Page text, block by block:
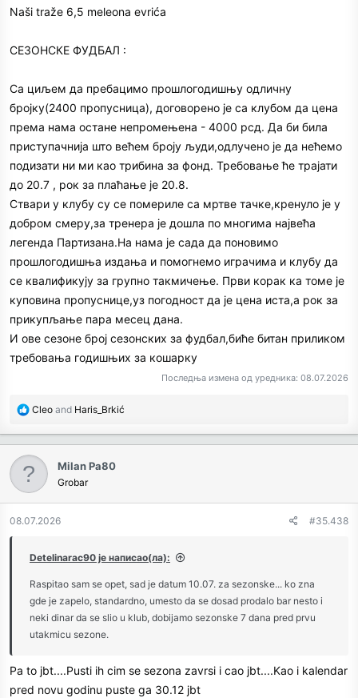
Naši traže 6,5 meleona evrića
СЕЗОНСКЕ ФУДБАЛ :
Са циљем да пребацимо прошлогодишњу одличну
бројку(2400 пропусница), договорено је са клубом да цена
према нама остане непромењена - 4000 рсд. Да би била
приступачнија што већем броју људи,одлучено је да нећемо
подизати ни ми као трибина за фонд. Требовање ће трајати
до 20.7 , рок за плаћање је 20.8.
Ствари у клубу су се помериле са мртве тачке,кренуло је у
добром смеру,за тренера је дошла по многима највећа
легенда Партизана.На нама је сада да поновимо
прошлогодишња издања и помогнемо играчима и клубу да
се квалификују за групно такмичење. Први корак ка томе је
куповина пропуснице,уз погодност да је цена иста,а рок за
прикупљање пара месец дана.
И ове сезоне број сезонских за фудбал,биће битан приликом
требовања годишњих за кошарку
Последња измена од уредника: 08.07.2026
R
c
t
o
n
Cleo and Haris_Brkić
Milan Pa80
Grobar
08.07.2026 #35.438
Detelinarac90 је написао(ла):
Raspitao sam se opet, sad je datum 10.07. za sezonske... ko zna
gde je zapelo, standardno, umesto da se dosad prodalo bar nesto i
neki dinar da se slio u klub, dobijamo sezonske 7 dana pred prvu
utakmicu sezone.
Pa to jbt....Pusti ih cim se sezona zavrsi i cao jbt....Kao i kalendar
pred novu godinu puste ga 30.12 jbt